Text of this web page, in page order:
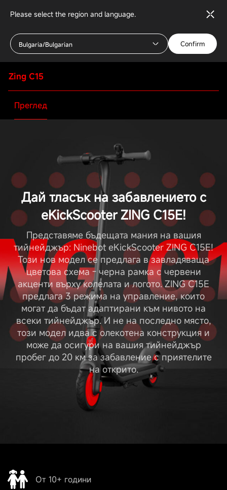
Please select the region and language.
Bulgaria/Bulgarian Confirm
Zing C15
Преглед
Дай тласък на забавлението с
eKickScooter ZING C15E!
Представяме бъдещата мания на вашия
тийнейджър: Ninebot eKickScooter ZING C15E!
Този нов модел се предлага в завладяваща
цветова схема - черна рамка с червени
акценти върху колелата и логото. ZING C15E
предлага 3 режима на управление, които
могат да бъдат адаптирани към нивото на
всеки тийнейджър. И не на последно място,
този модел идва с олекотена конструкция и
може да осигури на вашия тийнейджър
пробег до 20 км за забавление с приятелите
на открито.
От 10+ години